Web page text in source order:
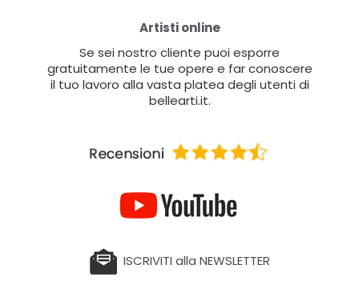
Artisti online
Se sei nostro cliente puoi esporre
gratuitamente le tue opere e far conoscere
il tuo lavoro alla vasta platea degli utenti di
bellearti.it.
ISCRIVITI alla NEWSLETTER